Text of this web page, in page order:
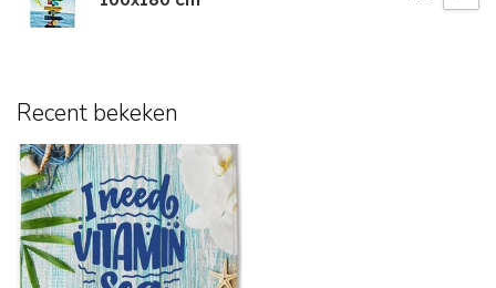
Recent bekeken